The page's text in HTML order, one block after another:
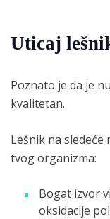
Uticaj
Poznato je da je
kvalitetan.
Lešnik na
tvog organizma:
Bogаt izvor
oksidаcije